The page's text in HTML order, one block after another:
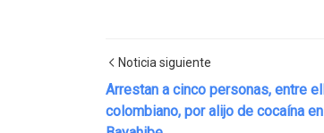
Noticia siguiente
Arrestan a cinco personas, entre
colombiano, por alijo de cocaína